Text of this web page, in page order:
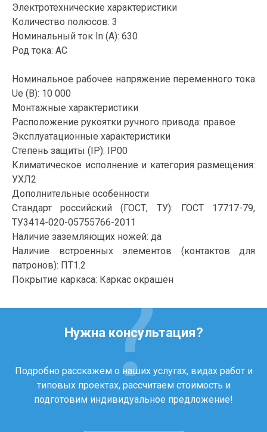
Электротехнические характеристики
Количество полюсов: 3
Номинальный ток In (А): 630
Род тока: AC
Номинальное рабочее напряжение переменного тока
Ue (В): 10 000
Монтажные характеристики
Расположение рукоятки ручного привода: правое
Эксплуатационные характеристики
Степень защиты (IP): IP00
Климатическое исполнение и категория размещения:
УХЛ2
Дополнительные особенности
Стандарт российский (ГОСТ, ТУ): ГОСТ 17717-79,
ТУ3414-020-05755766-2011
Наличие заземляющих ножей: да
Наличие встроенных элементов (контактов для
патронов): ПТ1.2
Покрытие каркаса: Каркас окрашен
Нужна консультация?
Подробно расскажем о наших услугах, видах работ и
типовых проектах, рассчитаем стоимость и
подготовим индивидуальное предложение!